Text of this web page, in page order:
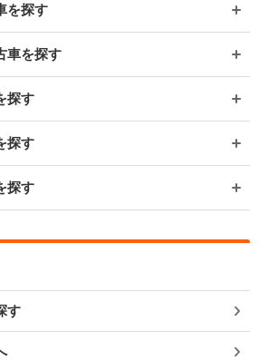
を探す
車を探す
探す
探す
探す
す